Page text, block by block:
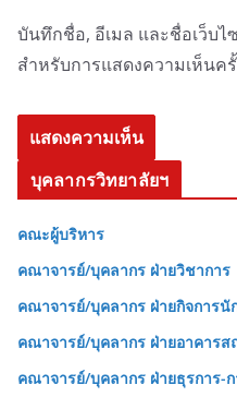
บันทึกชื่อ, อีเมล และชื่อเว็บไ
สำหรับการแสดงความเห็นค
บุคลากรวิทยาลัยฯ
คณะผู้บริหาร
คณาจารย์/บุคลากร ฝ่ายวิชาการ
คณาจารย์/บุคลากร ฝ่ายกิจการนั
คณาจารย์/บุคลากร ฝ่ายอาคารส
คณาจารย์/บุคลากร ฝ่ายธุรการ-ก